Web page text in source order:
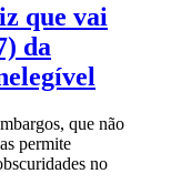
que vai
da
que não
permite
no